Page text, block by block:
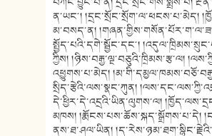
ན་ཡང༌། །དྲང་སྲོང་སྲོག་ལ་ཕངས་པ་མེད།
མ་བསད་ན།
སྤྱོད་པའི་དགེ་སྦྱོང་དང༌།
ཀྱིས། །ཉིས་བརྒྱ་ལྔ་བཅུའི་ཁྲིམས་རྩ་ལ།
འཕྱུགས་པ་མེད།
སྲིད་རྩེའི་ལས་སྣང་ཀུན།
དེ་ཕྱིར་དེ་འདྲའི་ཡིན་ལུགས་ལ།
མཁས། །རྨོངས་པས་ཆོས་སྐད་སྒྲོགས་པ་དེ།
ནས་ཐ་ཤལ་ཡིན།